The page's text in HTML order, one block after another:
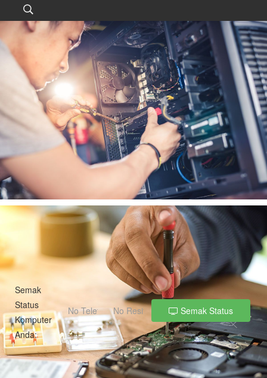
Semak
Status
Komputer
Anda:
Semak Status